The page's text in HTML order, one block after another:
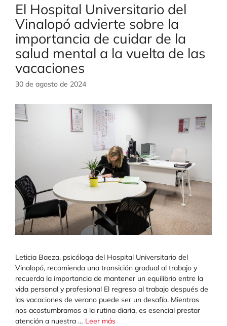
El Hospital Universitario del
Vinalopó advierte sobre la
importancia de cuidar de la
salud mental a la vuelta de las
vacaciones
30 de agosto de 2024
Leticia Baeza, psicóloga del Hospital Universitario del
Vinalopó, recomienda una transición gradual al trabajo y
recuerda la importancia de mantener un equilibrio entre la
vida personal y profesional El regreso al trabajo después de
las vacaciones de verano puede ser un desafío. Mientras
nos acostumbramos a la rutina diaria, es esencial prestar
atención a nuestra … Leer más